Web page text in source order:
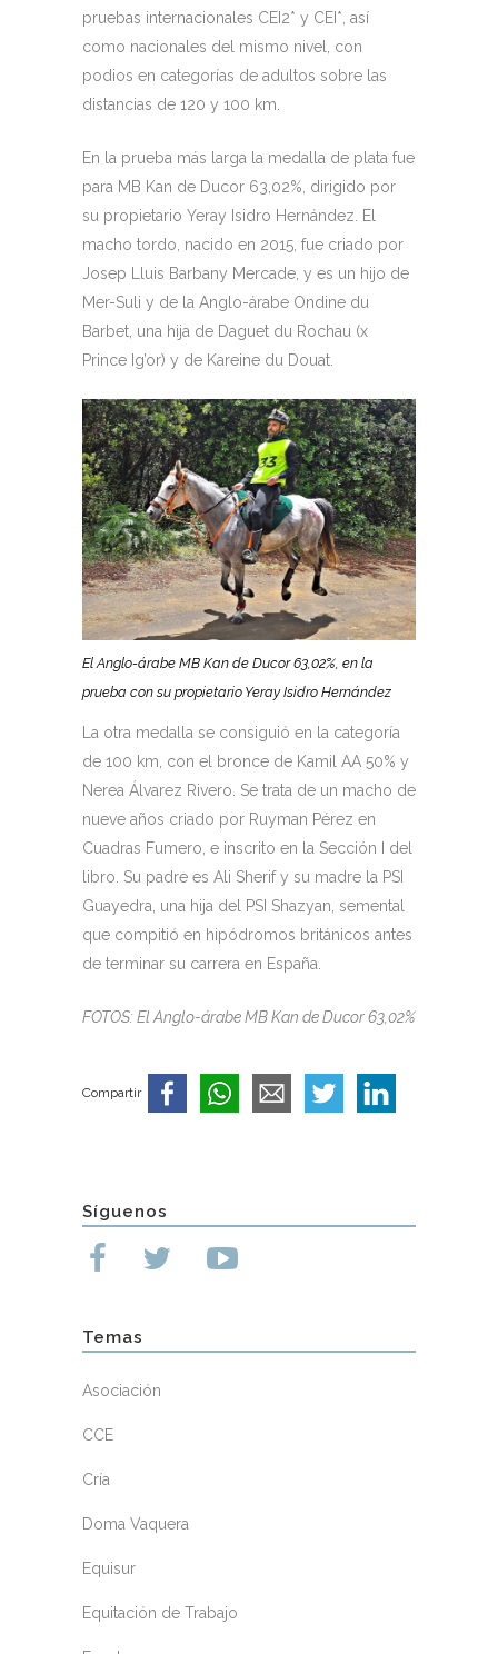
pruebas internacionales CEI2* y CEI*, así
como nacionales del mismo nivel, con
podios en categorías de adultos sobre las
distancias de 120 y 100 km.
En la prueba más larga la medalla de plata fue
para MB Kan de Ducor 63,02%, dirigido por
su propietario Yeray Isidro Hernández. El
macho tordo, nacido en 2015, fue criado por
Josep Lluis Barbany Mercade, y es un hijo de
Mer-Suli y de la Anglo-árabe Ondine du
Barbet, una hija de Daguet du Rochau (x
Prince Ig’or) y de Kareine du Douat.
El Anglo-árabe MB Kan de Ducor 63,02%, en la
prueba con su propietario Yeray Isidro Hernández
La otra medalla se consiguió en la categoría
de 100 km, con el bronce de Kamil AA 50% y
Nerea Álvarez Rivero. Se trata de un macho de
nueve años criado por Ruyman Pérez en
Cuadras Fumero, e inscrito en la Sección I del
libro. Su padre es Ali Sherif y su madre la PSI
Guayedra, una hija del PSI Shazyan, semental
que compitió en hipódromos británicos antes
de terminar su carrera en España.
FOTOS: El Anglo-árabe MB Kan de Ducor 63,02%
Compartir
Síguenos
Temas
Asociación
CCE
Cría
Doma Vaquera
Equisur
Equitación de Trabajo